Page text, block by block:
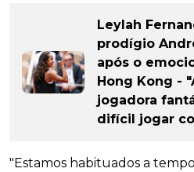
Leylah
prodígio
após o
Hong Kong -
jogadora
difícil jogar
"Estamos habituados a